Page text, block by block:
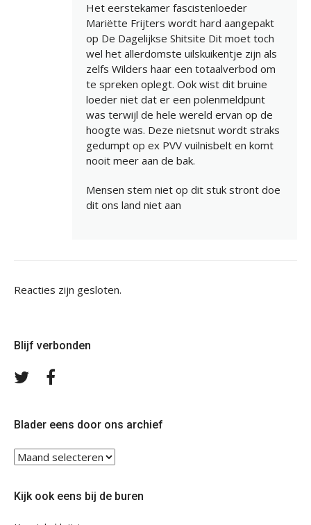
Het eerstekamer fascistenloeder
Mariëtte Frijters wordt hard aangepakt
op De Dagelijkse Shitsite Dit moet toch
wel het allerdomste uilskuikentje zijn als
zelfs Wilders haar een totaalverbod om
te spreken oplegt. Ook wist dit bruine
loeder niet dat er een polenmeldpunt
was terwijl de hele wereld ervan op de
hoogte was. Deze nietsnut wordt straks
gedumpt op ex PVV vuilnisbelt en komt
nooit meer aan de bak.
Mensen stem niet op dit stuk stront doe
dit ons land niet aan
Reacties zijn gesloten.
Blijf verbonden
Volg
Blader eens door ons archief
Blader
eens
ons
Kijk ook eens bij de buren